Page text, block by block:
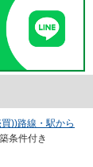
))路線・駅から
条件付き